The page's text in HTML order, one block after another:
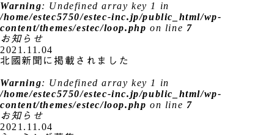
Warning: Undefined array key 1 in
/home/estec5750/estec-inc.jp/public_html/wp-
content/themes/estec/loop.php on line 7
お知らせ
2021.11.04
北國新聞に掲載されました
Warning: Undefined array key 1 in
/home/estec5750/estec-inc.jp/public_html/wp-
content/themes/estec/loop.php on line 7
お知らせ
2021.11.04